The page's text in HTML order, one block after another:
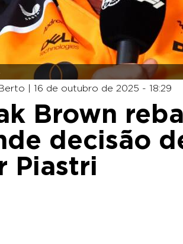
| 16 de outubro de 2025 - 18:29
Brown
decisão
Piastri